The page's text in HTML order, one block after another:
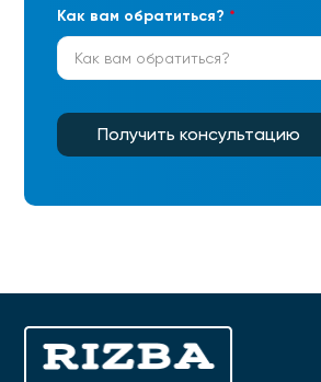
Как вам обратиться? *
Получить консультацию